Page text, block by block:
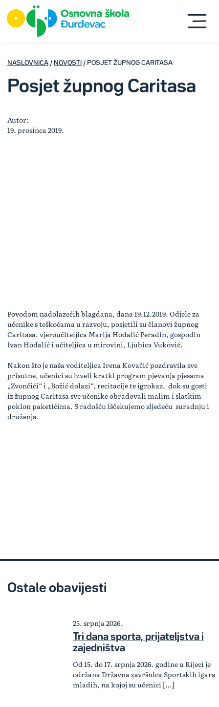
NASLOVNICA / NOVOSTI / POSJET ŽUPNOG CARITASA
Posjet župnog Caritasa
Autor:
19. prosinca 2019.
Povodom nadolazećih blagdana, dana 19.12.2019. Odjele za
učenike s teškoćama u razvoju, posjetili su članovi župnog
Caritasa, vjeroučiteljica Marija Hodalić Peradin, gospodin
Ivan Hodalić i učiteljica u mirovini, Ljubica Vuković.
Nakon što je naša voditeljica Irena Kovačić pozdravila sve
prisutne, učenici su izveli kratki program pjevanja pjesama
„Zvončići“ i „Božić dolazi“, recitacije te igrokaz, dok su gosti
iz župnog Caritasa sve učenike obradovali malim i slatkim
poklon paketićima. S radošću iščekujemo sljedeću suradnju i
druženja.
Ostale obavijesti
25. srpnja 2026.
Tri dana sporta, prijateljstva i
zajedništva
Od 15. do 17. srpnja 2026. godine u Rijeci je
održana Državna završnica Sportskih igara
mladih, na kojoj su učenici […]